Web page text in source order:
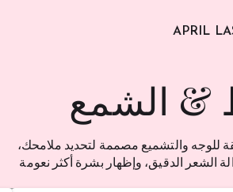
APRIL
& الشمع
للوجه والتشميع مصممة لتحديد ملامحك،
الشعر الدقيق، وإظهار بشرة أكثر نعومة